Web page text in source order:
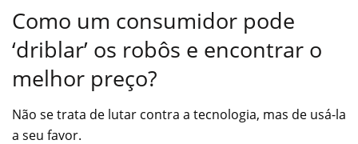
Como um consumidor pode
‘driblar’ os robôs e encontrar o
melhor preço?
Não se trata de lutar contra a tecnologia, mas de usá-la
a seu favor.